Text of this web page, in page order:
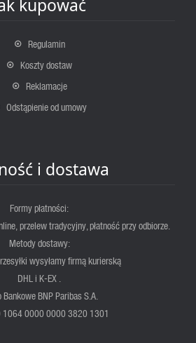
kupować
Regulamin
Koszty dostaw
Reklamacje
Odstąpienie od umowy
i dostawa
Formy płatności:
przelew tradycyjny, płatność przy odbiorze.
Metody dostawy:
wysyłamy firmą kurierską
DHL i K-EX .
Bankowe BNP Paribas S.A.
1064 0000 0000 3820 1301